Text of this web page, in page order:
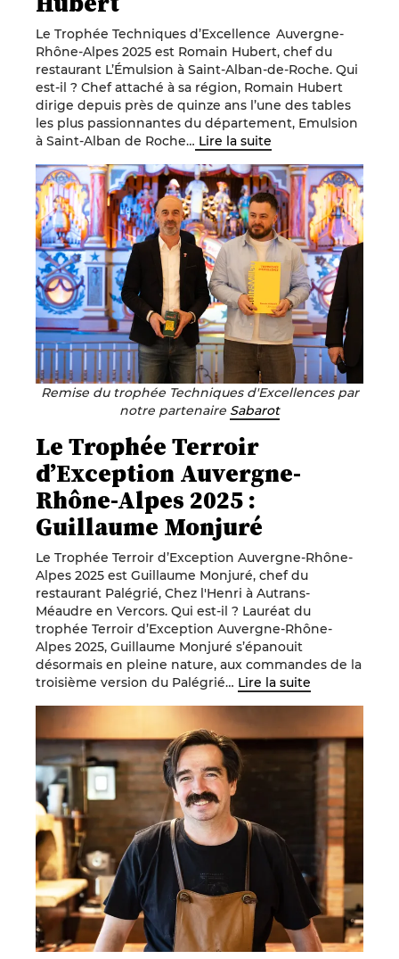
Le Trophée Techniques d’Excellence Auvergne-
Rhône-Alpes 2025 est Romain Hubert, chef du
restaurant L’Émulsion à Saint-Alban-de-Roche. Qui
est-il ? Chef attaché à sa région, Romain Hubert
dirige depuis près de quinze ans l’une des tables
les plus passionnantes du département, Emulsion
à Saint-Alban de Roche… Lire la suite
Remise du trophée Techniques d'Excellences par
notre partenaire Sabarot
Le Trophée Terroir
d’Exception Auvergne-
Rhône-Alpes 2025 :
Guillaume Monjuré
Le Trophée Terroir d’Exception Auvergne-Rhône-
Alpes 2025 est Guillaume Monjuré, chef du
restaurant Palégrié, Chez l'Henri à Autrans-
Méaudre en Vercors. Qui est-il ? Lauréat du
trophée Terroir d’Exception Auvergne-Rhône-
Alpes 2025, Guillaume Monjuré s’épanouit
désormais en pleine nature, aux commandes de la
troisième version du Palégrié… Lire la suite